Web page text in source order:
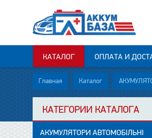
КАТАЛОГ ОПЛАТА И
Главная Каталог
КАТЕГОРИИ КАТАЛОГА
АКУМУЛЯТОРИ АВТОМОБІЛЬНІ